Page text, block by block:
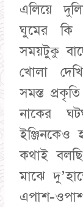
এলিয়ে
ঘুমের কি
সময়টুকু
খোলা
সমস্ত
নাকের
কথাই
মাঝে
এপাশ-